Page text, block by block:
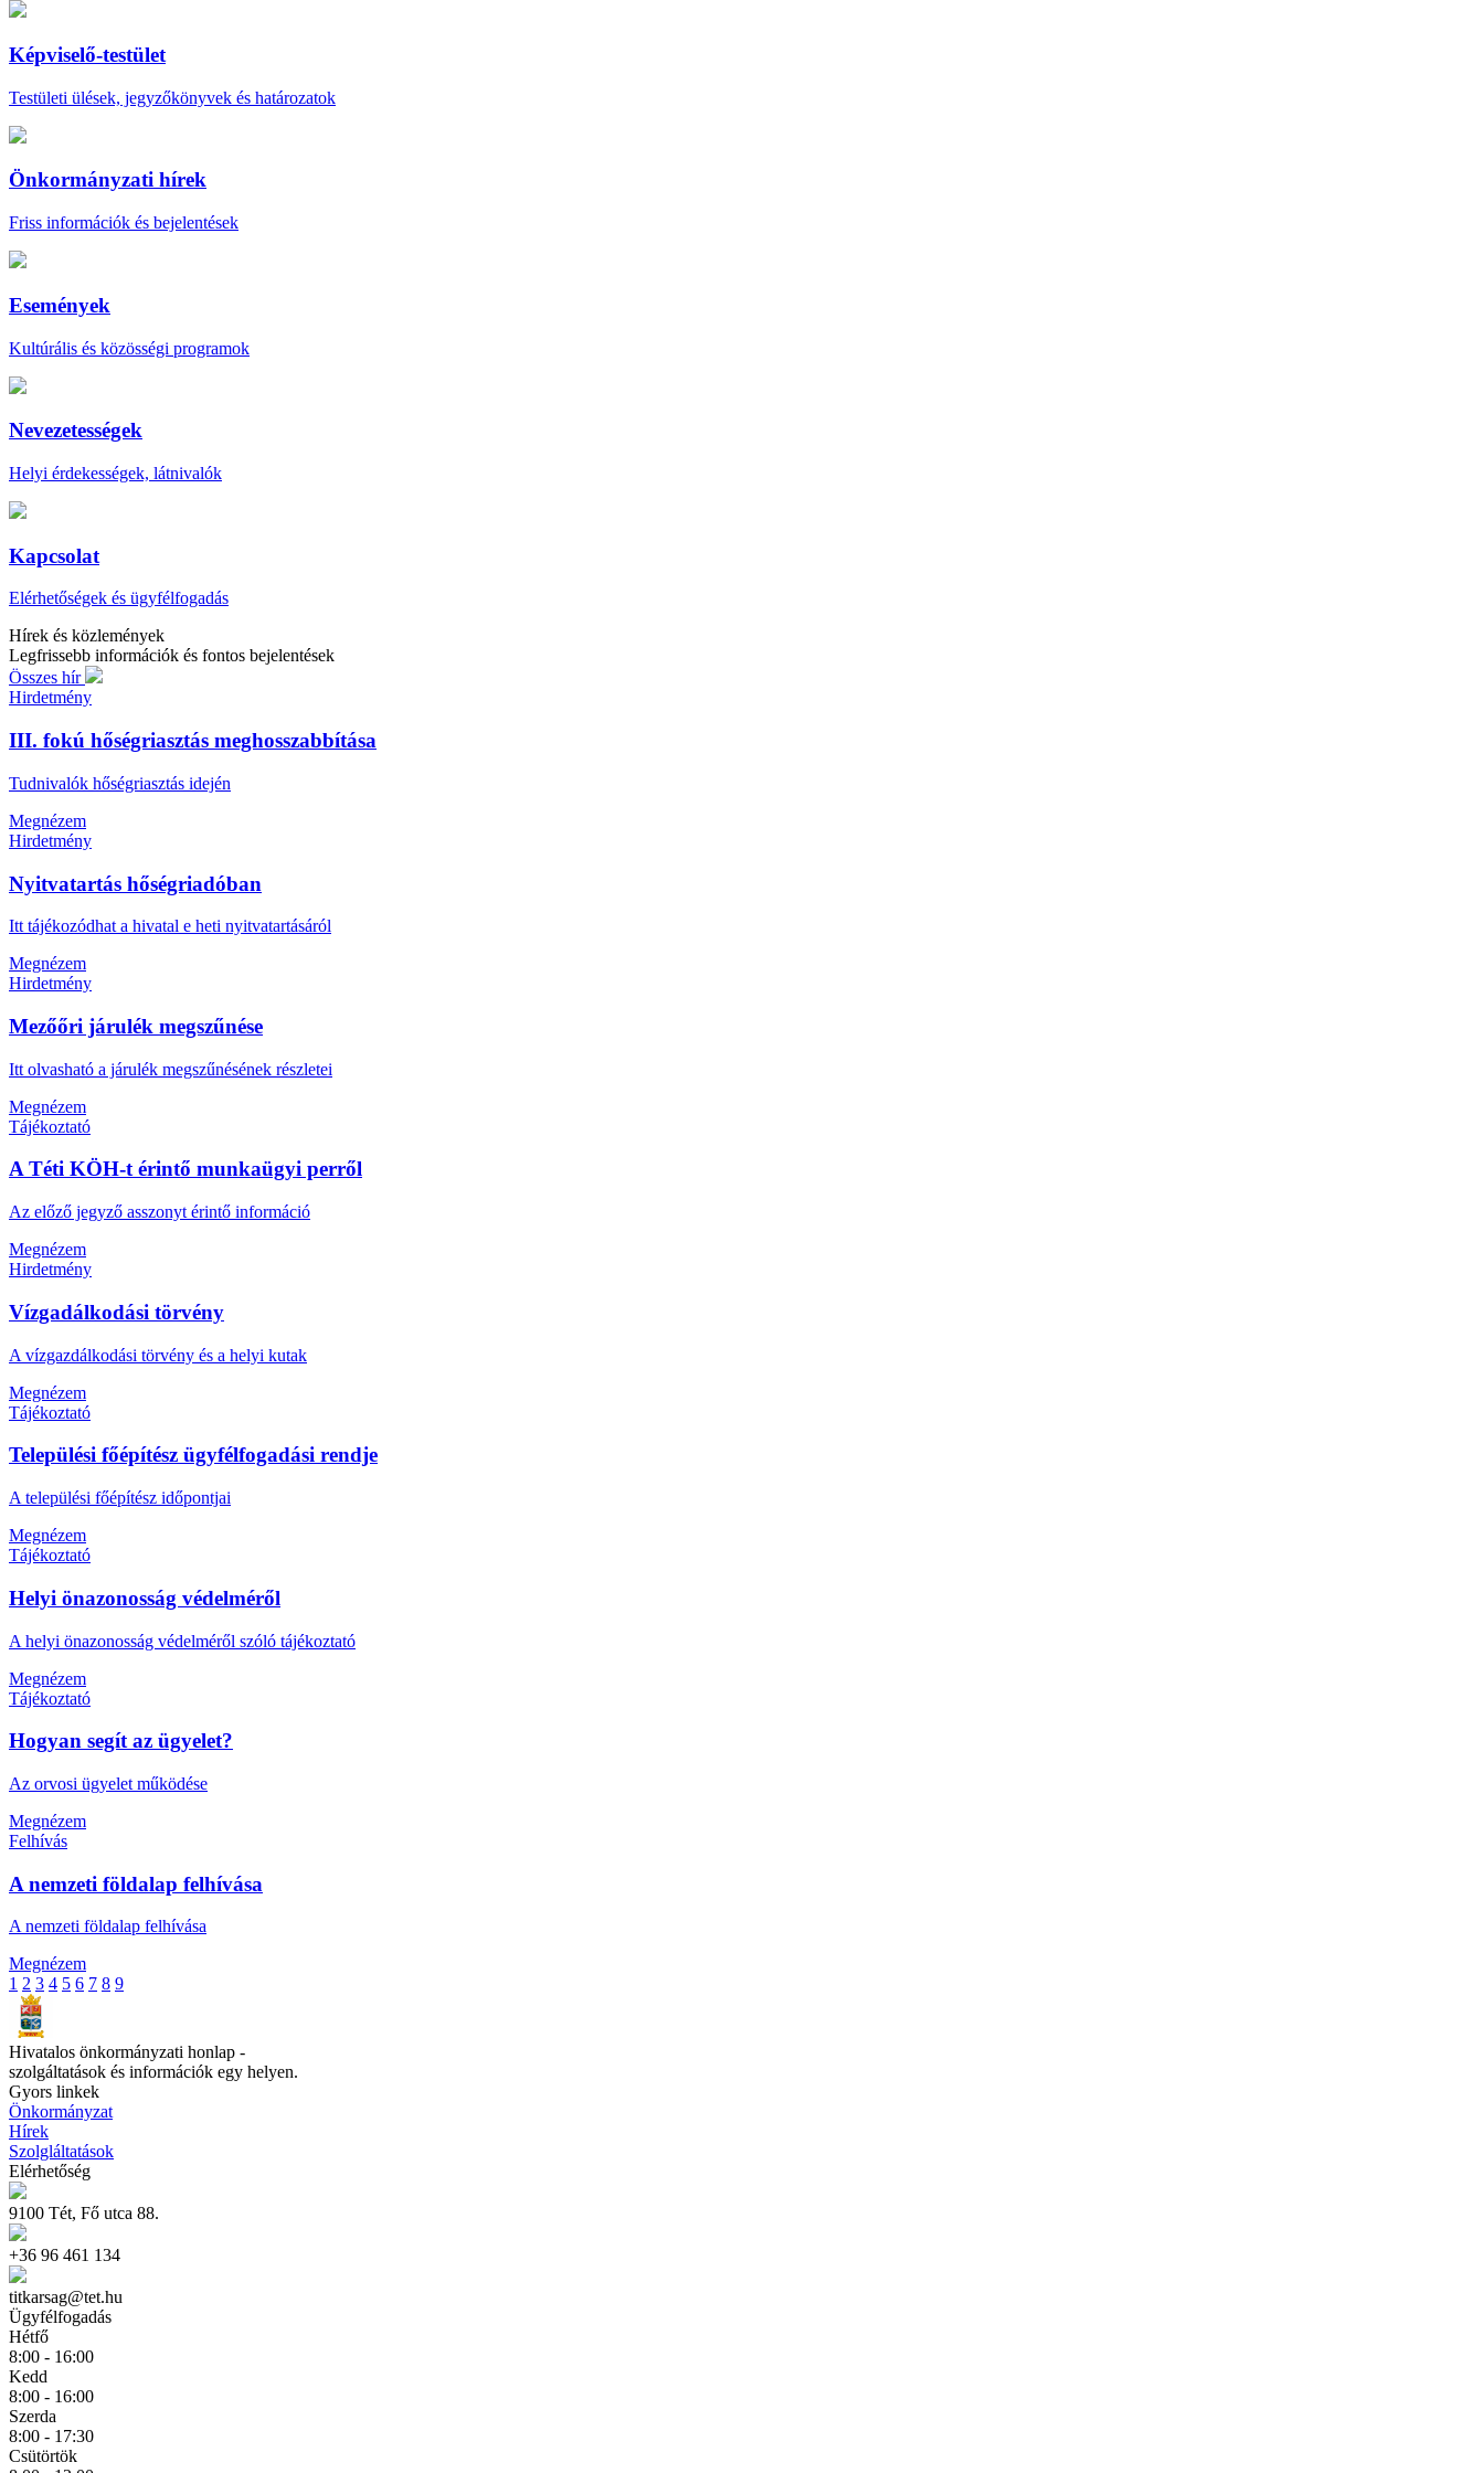
Képviselő-testület
Testületi ülések, jegyzőkönyvek és határozatok
Önkormányzati hírek
Friss információk és bejelentések
Események
Kultúrális és közösségi programok
Nevezetességek
Helyi érdekességek, látnivalók
Kapcsolat
Elérhetőségek és ügyfélfogadás
Hírek és közlemények
Legfrissebb információk és fontos bejelentések
Összes hír
Hirdetmény
III. fokú hőségriasztás meghosszabbítása
Tudnivalók hőségriasztás idején
Megnézem
Hirdetmény
Nyitvatartás hőségriadóban
Itt tájékozódhat a hivatal e heti nyitvatartásáról
Megnézem
Hirdetmény
Mezőőri járulék megszűnése
Itt olvasható a járulék megszűnésének részletei
Megnézem
Tájékoztató
A Téti KÖH-t érintő munkaügyi perről
Az előző jegyző asszonyt érintő információ
Megnézem
Hirdetmény
Vízgadálkodási törvény
A vízgazdálkodási törvény és a helyi kutak
Megnézem
Tájékoztató
Települési főépítész ügyfélfogadási rendje
A települési főépítész időpontjai
Megnézem
Tájékoztató
Helyi önazonosság védelméről
A helyi önazonosság védelméről szóló tájékoztató
Megnézem
Tájékoztató
Hogyan segít az ügyelet?
Az orvosi ügyelet működése
Megnézem
Felhívás
A nemzeti földalap felhívása
A nemzeti földalap felhívása
Megnézem
1 2 3 4 5 6 7 8 9
Hivatalos önkormányzati honlap -
szolgáltatások és információk egy helyen.
Gyors linkek
Önkormányzat
Hírek
Szolgláltatások
Elérhetőség
9100 Tét, Fő utca 88.
+36 96 461 134
titkarsag@tet.hu
Ügyfélfogadás
Hétfő
8:00 - 16:00
Kedd
8:00 - 16:00
Szerda
8:00 - 17:30
Csütörtök